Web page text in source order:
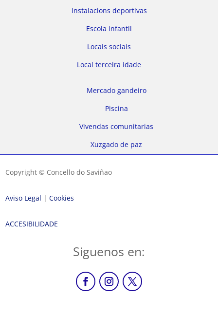
Instalacions deportivas
Escola infantil
Locais sociais
Local terceira idade
Mercado gandeiro
Piscina
Vivendas comunitarias
Xuzgado de paz
Copyright © Concello do Saviñao
Aviso Legal |Cookies
ACCESIBILIDADE
Siguenos en: